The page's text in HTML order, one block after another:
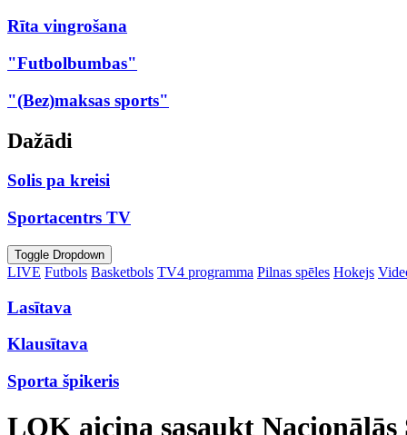
Rīta vingrošana
"Futbolbumbas"
"(Bez)maksas sports"
Dažādi
Solis pa kreisi
Sportacentrs TV
Toggle Dropdown
LIVE Futbols Basketbols TV4 programma Pilnas spēles Hokejs
Lasītava
Klausītava
Sporta špikeris
LOK aicina sasaukt